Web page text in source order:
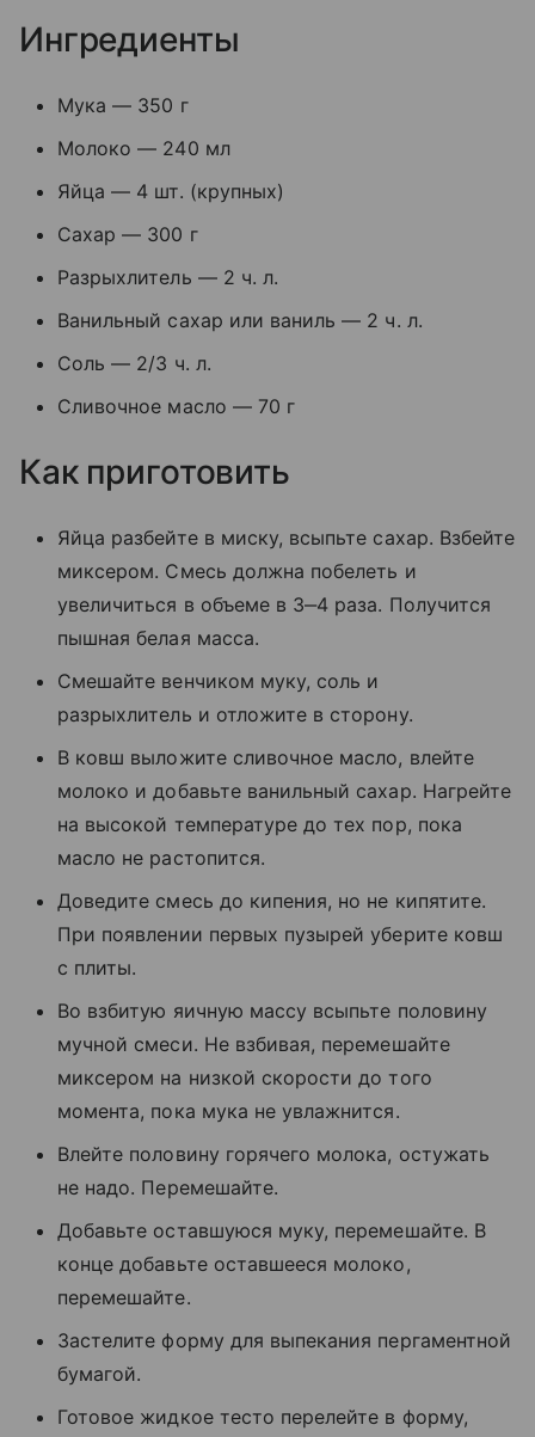
Ингредиенты
Мука — 350 г
Молоко — 240 мл
Яйца — 4 шт. (крупных)
Сахар — 300 г
Разрыхлитель — 2 ч. л.
Ванильный сахар или ваниль — 2 ч. л.
Соль — 2/3 ч. л.
Сливочное масло — 70 г
Как приготовить
Яйца разбейте в миску, всыпьте сахар. Взбейте
миксером. Смесь должна побелеть и
увеличиться в объеме в 3‒4 раза. Получится
пышная белая масса.
Смешайте венчиком муку, соль и
разрыхлитель и отложите в сторону.
В ковш выложите сливочное масло, влейте
молоко и добавьте ванильный сахар. Нагрейте
на высокой температуре до тех пор, пока
масло не растопится.
Доведите смесь до кипения, но не кипятите.
При появлении первых пузырей уберите ковш
с плиты.
Во взбитую яичную массу всыпьте половину
мучной смеси. Не взбивая, перемешайте
миксером на низкой скорости до того
момента, пока мука не увлажнится.
Влейте половину горячего молока, остужать
не надо. Перемешайте.
Добавьте оставшуюся муку, перемешайте. В
конце добавьте оставшееся молоко,
перемешайте.
Застелите форму для выпекания пергаментной
бумагой.
Готовое жидкое тесто перелейте в форму,